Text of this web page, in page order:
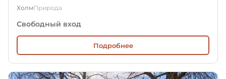
ХолмПрирода
Свободный вход
Подробнее